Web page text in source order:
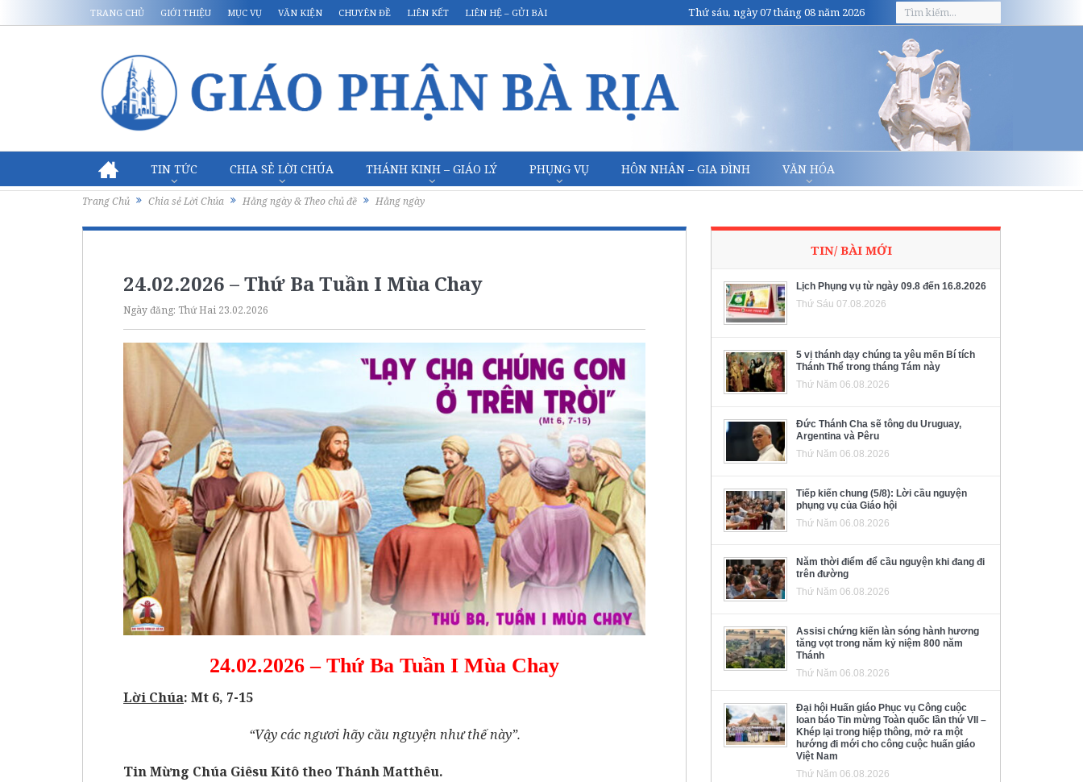
TRANG CHỦ GIỚI THIỆU MỤC VỤ VĂN KIỆN CHUYÊN ĐỀ LIÊN KẾT LIÊN HỆ – GỬI BÀI Thứ sáu, ngày 07 tháng 08 năm 2026
TIN TỨC CHIA SẺ LỜI CHÚA THÁNH KINH – GIÁO LÝ PHỤNG VỤ HÔN NHÂN – GIA ĐÌNH VĂN HÓA
Trang Chủ Chia sẻ Lời Chúa Hằng ngày & Theo chủ đề Hằng ngày
24.02.2026 – Thứ Ba Tuần I Mùa Chay
Ngày đăng: Thứ Hai 23.02.2026
24.02.2026 – Thứ Ba Tuần I Mùa Chay
Lời Chúa: Mt 6, 7-15
“Vậy các ngươi hãy cầu nguyện như thế này”.
Tin Mừng Chúa Giêsu Kitô theo Thánh Matthêu.
TIN/ BÀI MỚI
Lịch Phụng vụ từ ngày 09.8 đến 16.8.2026
Thứ Sáu 07.08.2026
5 vị thánh dạy chúng ta yêu mến Bí tích
Thánh Thể trong tháng Tám này
Thứ Năm 06.08.2026
Đức Thánh Cha sẽ tông du Uruguay,
Argentina và Pêru
Thứ Năm 06.08.2026
Tiếp kiến chung (5/8): Lời cầu nguyện
phụng vụ của Giáo hội
Thứ Năm 06.08.2026
Năm thời điểm để cầu nguyện khi đang đi
trên đường
Thứ Năm 06.08.2026
Assisi chứng kiến làn sóng hành hương
tăng vọt trong năm kỷ niệm 800 năm
Thánh
Thứ Năm 06.08.2026
Đại hội Huấn giáo Phục vụ Công cuộc
loan báo Tin mừng Toàn quốc lần thứ VII –
Khép lại trong hiệp thông, mở ra một
hướng đi mới cho công cuộc huấn giáo
Việt Nam
Thứ Năm 06.08.2026